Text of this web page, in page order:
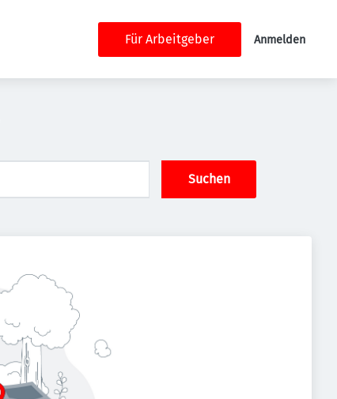
Für Arbeitgeber Anmelden
Suchen